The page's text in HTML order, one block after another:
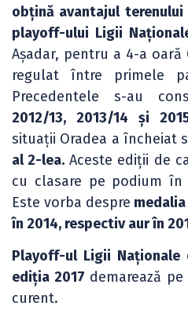
obțină avantajul
playoff-ului Ligii
Așadar, pentru a 4-a oară
regulat între primele
Precedentele s-au
2012/13, 2013/14 și
situații Oradea a încheiat
al 2-lea. Aceste ediții de
cu clasare pe podium în
Este vorba despre
în 2014, respectiv aur în
Playoff-ul Ligii Naționale
ediția 2017 demarează
curent.